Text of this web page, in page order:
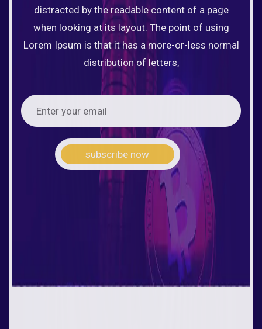
distracted by the readable content of a page
when looking at its layout. The point of using
Lorem Ipsum is that it has a more-or-less normal
distribution of letters,
subscribe now